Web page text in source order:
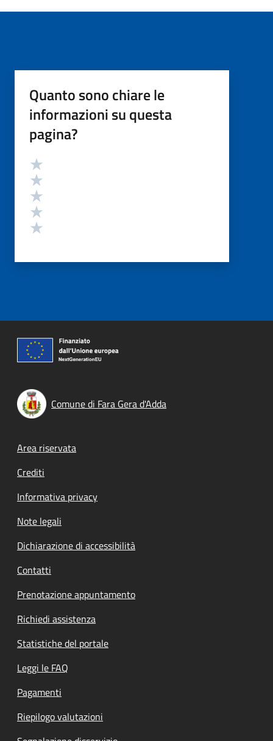
Quanto sono chiare le
informazioni su questa
pagina?
Valutazione
Comune di Fara Gera d'Adda
Footer menu
Area riservata
Crediti
Informativa privacy
Note legali
Dichiarazione di accessibilità
Contatti
Prenotazione appuntamento
Richiedi assistenza
Statistiche del portale
Leggi le FAQ
Pagamenti
Riepilogo valutazioni